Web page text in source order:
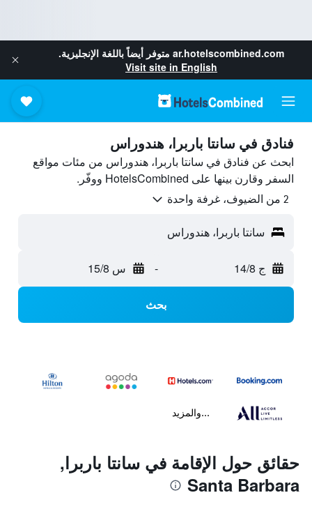
ar.hotelscombined.com متوفر أيضاً باللغة الإنجليزية.
Visit site in English
فنادق في سانتا باربرا، هندوراس
ابحث عن فنادق في سانتا باربرا، هندوراس من مئات مواقع
السفر وقارن بينها على HotelsCombined ووفّر.
2 من الضيوف، غرفة واحدة
سانتا باربرا، هندوراس
ج 14/8 - س 15/8
بحث
...والمزيد
حقائق حول الإقامة في سانتا باربرا,
Santa Barbara